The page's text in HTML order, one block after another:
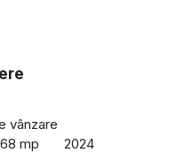
vânzare
mp 2024